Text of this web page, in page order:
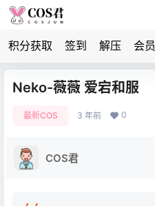
积分获取 签到 解压 会员
Neko-薇薇 爱宕和服
最新COS 3 年前 0
COS君